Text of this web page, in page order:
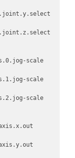
scale
scale
scale